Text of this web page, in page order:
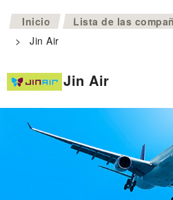
Inicio
Lista de las
>
Jin Air
Jin Air